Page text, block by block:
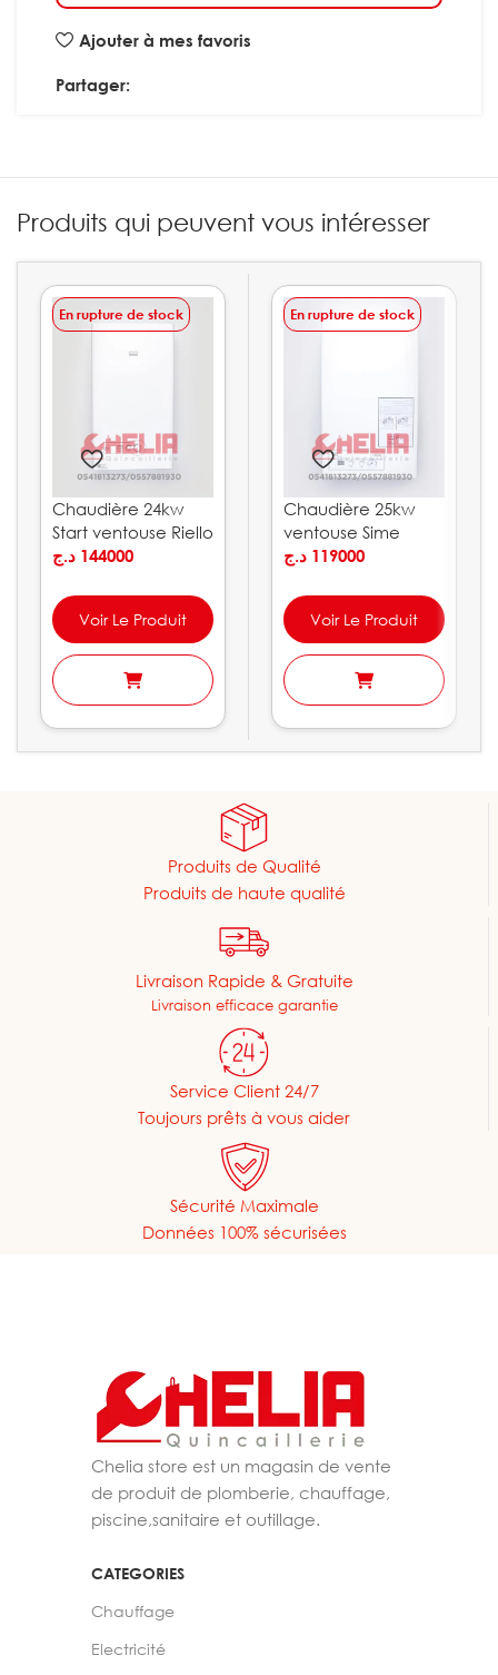
Ajouter à mes favoris
Partager:
Produits qui peuvent vous intéresser
En rupture de stock
Chaudière 24kw
Start ventouse Riello
144000 د.ج
Voir Le Produit
En rupture de stock
Chaudière 25kw
ventouse Sime
Brava GO BF
119000 د.ج
Voir Le Produit
Produits de Qualité
Produits de haute qualité
Livraison Rapide & Gratuite
Livraison efficace garantie
Service Client 24/7
Toujours prêts à vous aider
Sécurité Maximale
Données 100% sécurisées
Chelia store est un magasin de vente
de produit de plomberie, chauffage,
piscine,sanitaire et outillage.
CATEGORIES
Chauffage
Electricité